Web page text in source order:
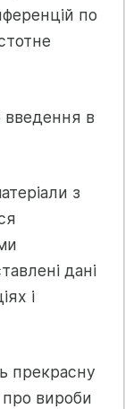
по
введення в
з
дані
і
прекрасну
про вироби